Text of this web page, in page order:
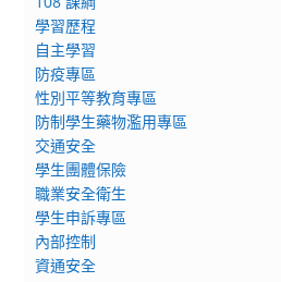
學習歷程
自主學習
防疫專區
性別平等教育專區
防制學生藥物濫用專區
交通安全
學生團體保險
職業安全衛生
學生申訴專區
內部控制
資通安全